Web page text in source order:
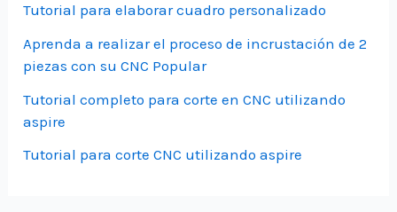
Tutorial para elaborar cuadro personalizado
Aprenda a realizar el proceso de incrustación de 2
piezas con su CNC Popular
Tutorial completo para corte en CNC utilizando
aspire
Tutorial para corte CNC utilizando aspire